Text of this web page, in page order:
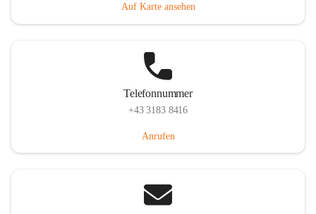
Auf Karte ansehen
Telefonnummer
+43 3183 8416
Anrufen